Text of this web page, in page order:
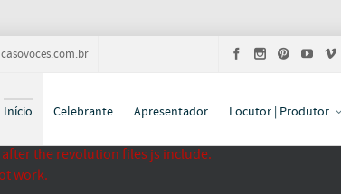
Início Celebrante Apresentador Locutor | Produtor
the revolution files js include.
work.